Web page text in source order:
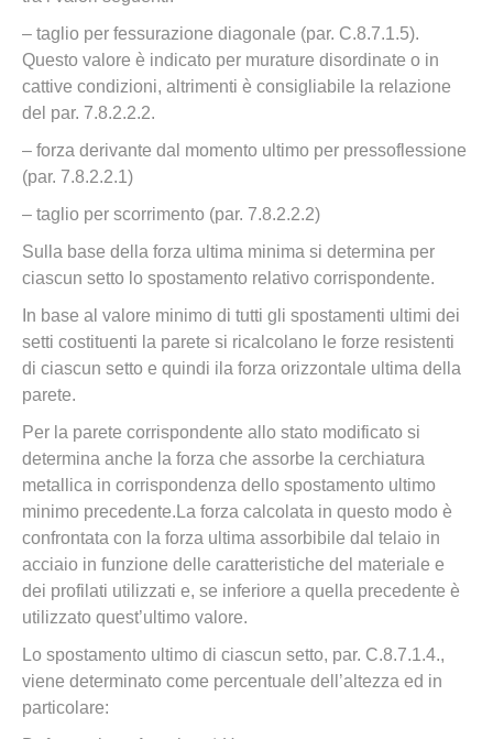
– taglio per fessurazione diagonale (par. C.8.7.1.5).
Questo valore è indicato per murature disordinate o in
cattive condizioni, altrimenti è consigliabile la relazione
del par. 7.8.2.2.2.
– forza derivante dal momento ultimo per pressoflessione
(par. 7.8.2.2.1)
– taglio per scorrimento (par. 7.8.2.2.2)
Sulla base della forza ultima minima si determina per
ciascun setto lo spostamento relativo corrispondente.
In base al valore minimo di tutti gli spostamenti ultimi dei
setti costituenti la parete si ricalcolano le forze resistenti
di ciascun setto e quindi ila forza orizzontale ultima della
parete.
Per la parete corrispondente allo stato modificato si
determina anche la forza che assorbe la cerchiatura
metallica in corrispondenza dello spostamento ultimo
minimo precedente.La forza calcolata in questo modo è
confrontata con la forza ultima assorbibile dal telaio in
acciaio in funzione delle caratteristiche del materiale e
dei profilati utilizzati e, se inferiore a quella precedente è
utilizzato quest’ultimo valore.
Lo spostamento ultimo di ciascun setto, par. C.8.7.1.4.,
viene determinato come percentuale dell’altezza ed in
particolare: